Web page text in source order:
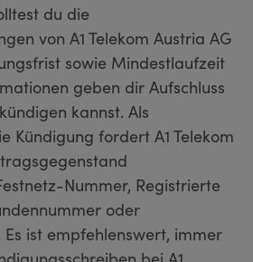
du die
von A1 Telekom Austria AG
sowie Mindestlaufzeit
geben dir Aufschluss
kannst. Als
Kündigung fordert A1 Telekom
Nummer, Registrierte
oder
ist empfehlenswert, immer